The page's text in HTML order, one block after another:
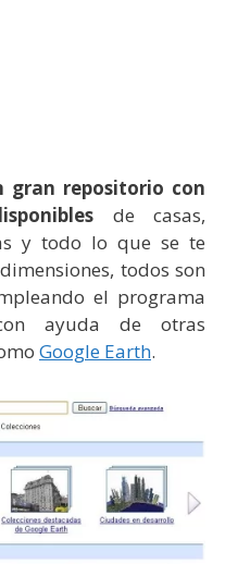
gran repositorio con
de casas,
y todo lo que se te
todos son
el programa
ayuda de otras
Google Earth.